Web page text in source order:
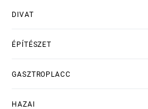
DIVAT
ÉPÍTÉSZET
GASZTROPLACC
HAZAI